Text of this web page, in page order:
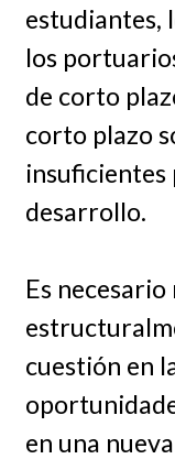
estudiantes,
los
de corto
corto plazo
insuficientes
desarrollo.
Es
cuestión en
en una